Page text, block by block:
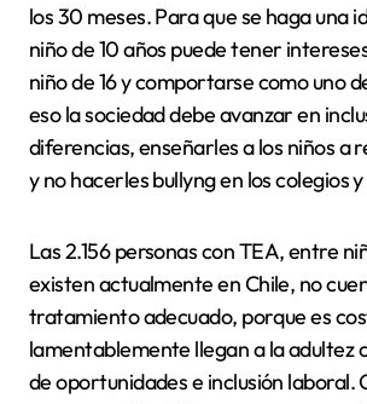
los 30 meses. Para que se haga una
niño de 10 años puede tener
niño de 16 y comportarse como uno
eso la sociedad debe avanzar en
diferencias, enseñarles a los niños a
y no hacerles bullyng en los colegios
Las 2.156 personas con TEA, entre
existen actualmente en Chile, no
tratamiento adecuado, porque es
lamentablemente llegan a la adultez
de oportunidades e inclusión laboral.